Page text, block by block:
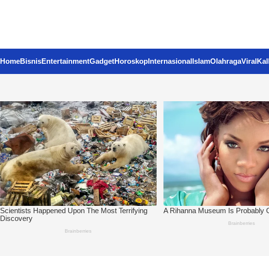
HomeBisnisEntertainmentGadgetHoroskopInternasionalIslamOlahragaViral